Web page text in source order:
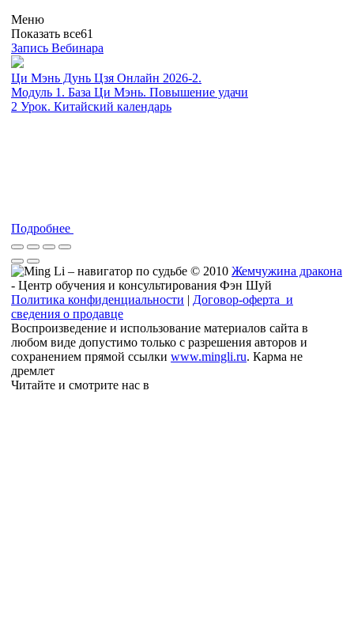
Меню
Показать все61
Запись Вебинара
Ци Мэнь Дунь Цзя Онлайн 2026-2.
Модуль 1. База Ци Мэнь. Повышение удачи
2 Урок. Китайский календарь
Подробнее
© 2010 Жемчужина дракона
- Центр обучения и консультирования Фэн Шуй
Политика конфиденциальности | Договор-оферта и
сведения о продавце
Воспроизведение и использование материалов сайта в
любом виде допустимо только с разрешения авторов и
сохранением прямой ссылки www.mingli.ru. Карма не
дремлет
Читайте и смотрите нас в